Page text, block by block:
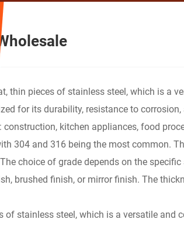
thin pieces of stainless steel, which is
for its durability, resistance to
kitchen appliances, food
304 and 316 being the most common.
choice of grade depends on the
brushed finish, or mirror finish. The
of stainless steel, which is a versatile